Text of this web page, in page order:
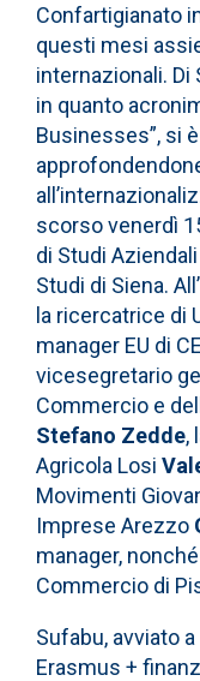
Confartigianato
questi mesi
internazionali. Di
in quanto
Businesses”, si
scorso venerdì
di Studi
Studi di Siena.
la ricercatrice di
manager EU di
vicesegretario
Commercio e
Stefano Zedde,
Agricola Losi
Movimenti
Imprese Arezzo
manager,
Commercio di
Sufabu, avviato
Erasmus +